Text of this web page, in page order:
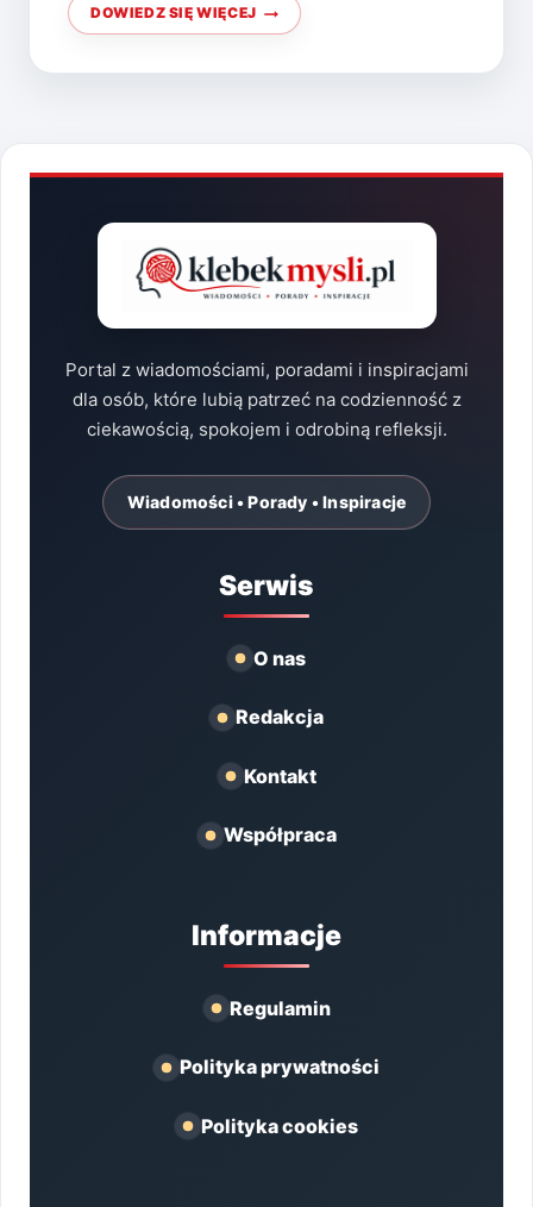
DOWIEDZ SIĘ WIĘCEJ
ZESPÓŁ
NA
Portal z wiadomościami, poradami i inspiracjami
dla osób, które lubią patrzeć na codzienność z
ciekawością, spokojem i odrobiną refleksji.
Wiadomości • Porady • Inspiracje
Serwis
O nas
Redakcja
Kontakt
Współpraca
Informacje
Regulamin
Polityka prywatności
Polityka cookies